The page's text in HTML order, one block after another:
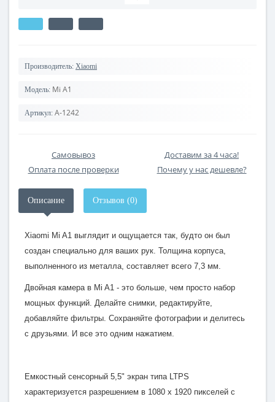
Производитель: Xiaomi
Модель: Mi A1
Артикул: A-1242
Самовывоз
Доставим за 4 часа!
Оплата после проверки
Почему у нас дешевле?
Описание Отзывов (0)
Xiaomi Mi A1 выглядит и ощущается так, будто он был
создан специально для ваших рук. Толщина корпуса,
выполненного из металла, составляет всего 7,3 мм.
Двойная камера в Mi A1 - это больше, чем просто набор
мощных функций. Делайте снимки, редактируйте,
добавляйте фильтры. Сохраняйте фотографии и делитесь
с друзьями. И все это одним нажатием.
Емкостный сенсорный 5,5" экран типа LTPS
характеризуется разрешением в 1080 x 1920 пикселей с